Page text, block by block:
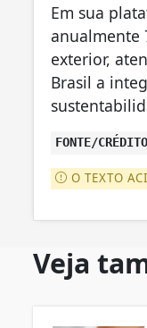
Em sua
anualmente
exterior,
Brasil a
FONTE/
O TEXTO
Veja